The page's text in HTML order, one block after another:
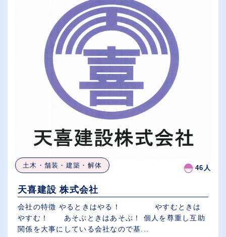
土木・舗装・建築・解体 46人
天喜建設 株式会社
会社の特徴 やるときはやる！ やすむときは
やすむ！ あそぶときはあそぶ！ 個人を尊重し互助
関係を大事にしている会社なので基...